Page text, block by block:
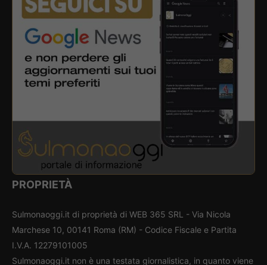
PROPRIETÀ
Sulmonaoggi.it di proprietà di WEB 365 SRL - Via Nicola
Marchese 10, 00141 Roma (RM) - Codice Fiscale e Partita
I.V.A. 12279101005
Sulmonaoggi.it non è una testata giornalistica, in quanto viene